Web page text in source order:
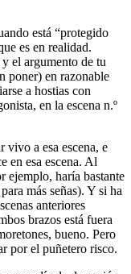
está “protegido
es en realidad.
el argumento de tu
poner) en razonable
a hostias con
en la escena n.º
vivo a esa escena, e
en esa escena. Al
ejemplo, haría bastante
más señas). Y si ha
anteriores
brazos está fuera
bueno. Pero
por el puñetero risco.